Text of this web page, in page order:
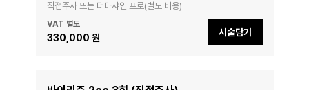
직접주사 또는 더마샤인 프로(별도 비용)
VAT 별도
330,000 원 시술담기